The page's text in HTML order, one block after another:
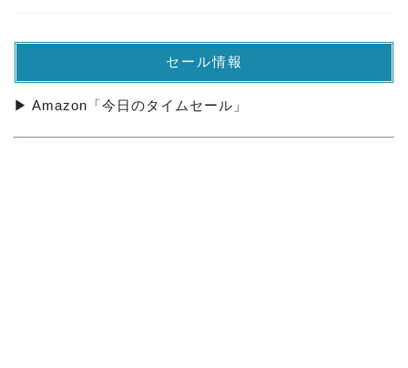
セール情報
▶ Amazon「今日のタイムセール」